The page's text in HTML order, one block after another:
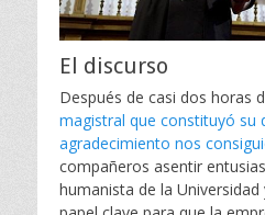
El discurso
Después de casi dos horas
magistral que constituyó su
agradecimiento nos
compañeros asentir
humanista de la